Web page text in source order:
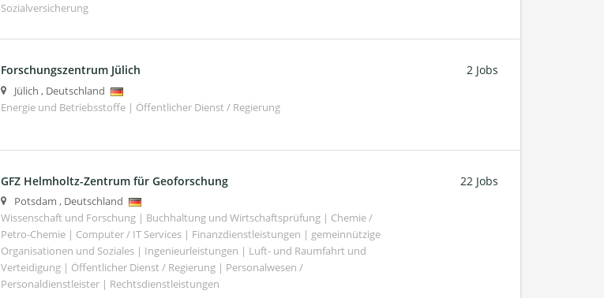
Sozialversicherung
Forschungszentrum Jülich
Jülich , Deutschland
Energie und Betriebsstoffe | Öffentlicher Dienst / Regierung
2 Jobs
GFZ Helmholtz-Zentrum für Geoforschung
Potsdam , Deutschland
Wissenschaft und Forschung | Buchhaltung und Wirtschaftsprüfung | Chemie /
Petro-Chemie | Computer / IT Services | Finanzdienstleistungen | gemeinnützige
Organisationen und Soziales | Ingenieurleistungen | Luft- und Raumfahrt und
Verteidigung | Öffentlicher Dienst / Regierung | Personalwesen /
Personaldienstleister | Rechtsdienstleistungen
22 Jobs